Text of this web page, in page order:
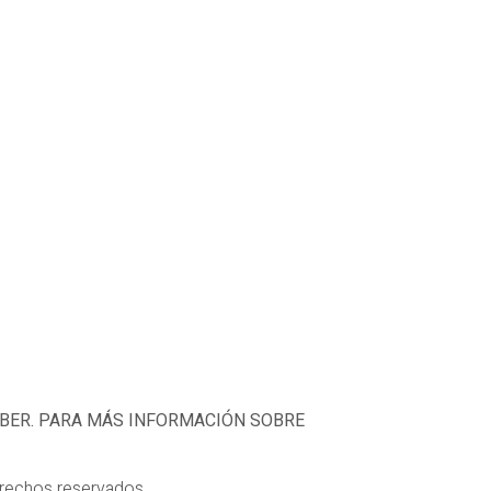
PARA MÁS INFORMACIÓN SOBRE